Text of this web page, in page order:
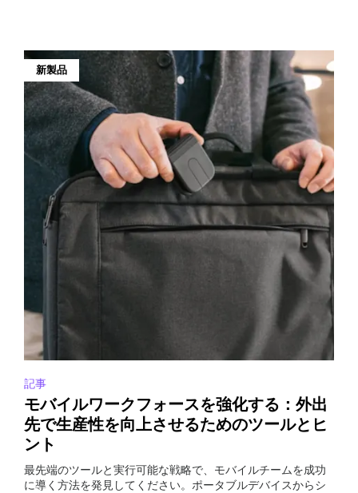
新製品
記事
モバイルワークフォースを強化する：外出
先で生産性を向上させるためのツールとヒ
ント
最先端のツールと実行可能な戦略で、モバイルチームを成功
に導く方法を発見してください。ポータブルデバイスからシ